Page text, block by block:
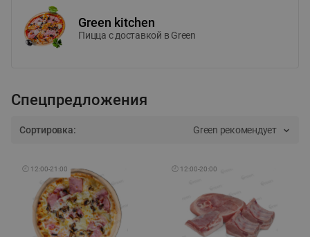
Green kitchen
Пицца c доставкой в Green
Спецпредложения
Сортировка: Green рекомендует
🕘 12:00-21:00 🕘 12:00-20:00